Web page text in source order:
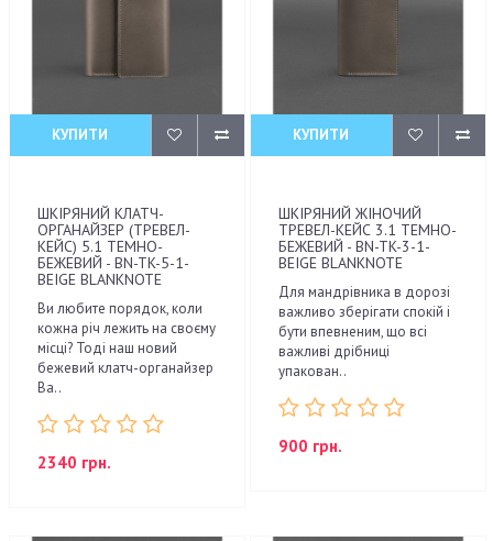
КУПИТИ
ШКІРЯНИЙ КЛАТЧ-
ОРГАНАЙЗЕР (ТРЕВЕЛ-
КЕЙС) 5.1 ТЕМНО-
БЕЖЕВИЙ - BN-TK-5-1-
BEIGE BLANKNOTE
Ви любите порядок, коли
кожна річ лежить на своєму
місці? Тоді наш новий
бежевий клатч-органайзер
Ва..
2340 грн.
КУПИТИ
ШКІРЯНИЙ ЖІНОЧИЙ
ТРЕВЕЛ-КЕЙС 3.1 ТЕМНО-
БЕЖЕВИЙ - BN-TK-3-1-
BEIGE BLANKNOTE
Для мандрівника в дорозі
важливо зберігати спокій і
бути впевненим, що всі
важливі дрібниці
упакован..
900 грн.